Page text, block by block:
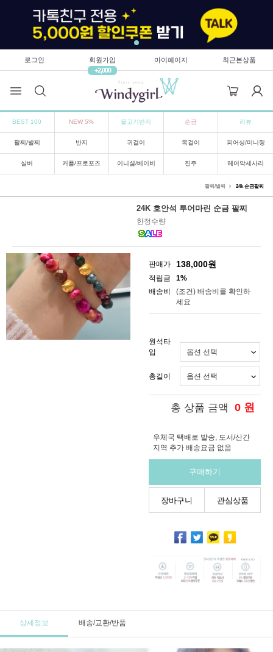
로그인
회원가입
+2,000
마이페이지 최근본상품
BEST 100 NEW 5% 물고기반지 순금 리뷰
팔찌/발찌 반지 귀걸이 목걸이 피어싱/미니링
실버 커플/프로포즈 이니셜/베이비 진주 헤어악세사리
팔찌/발찌 24k 순금팔찌
24K 호안석 투어마린 순금 팔찌
한정수량
판매가 138,000원
적립금
1%
배송비
(조건) 배송비를 확인하
세요
원석타
입
총길이
총 상품 금액 0 원
우체국 택배로 발송, 도서/산간
지역 추가 배송요금 없음
구매하기
장바구니 관심상품
상세정보 배송/교환/반품